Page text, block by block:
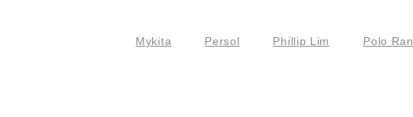
Mykita Persol Phillip Lim Polo Ran